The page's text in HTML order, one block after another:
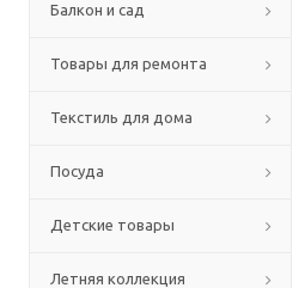
Балкон и сад
Товары для ремонта
Текстиль для дома
Посуда
Детские товары
Летняя коллекция